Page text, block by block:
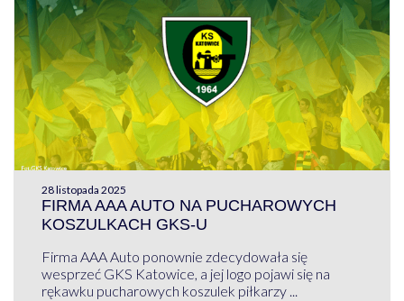
28 listopada 2025
FIRMA AAA AUTO NA PUCHAROWYCH
KOSZULKACH GKS-U
Firma AAA Auto ponownie zdecydowała się
wesprzeć GKS Katowice, a jej logo pojawi się na
rękawku pucharowych koszulek piłkarzy ...